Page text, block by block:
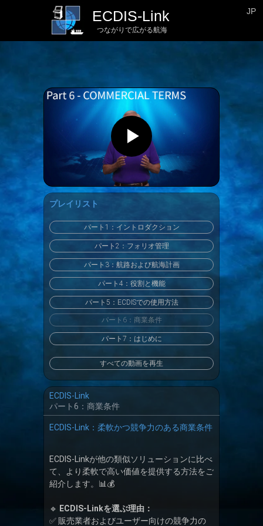
JP
つながりで広がる航海
ECDIS-Link
パート6：商業条件
パート1：イントロダクション
ECDIS-Link
パート2：フォリオ管理
パート3：航路および航海計画
パート4：役割と機能
パート5：ECDISでの使用方法
パート6：商業条件
パート7：はじめに
すべての動画を再生
ECDIS-Linkが他の類似ソリューションに比べ
て、より柔軟で高い価値を提供する方法をご
紹介します。📊💰
🔹 ECDIS-Linkを選ぶ理由：
✅ 販売業者およびユーザー向けの競争力の
ECDIS-Link：柔軟かつ競争力のある商業条件
プレイリスト